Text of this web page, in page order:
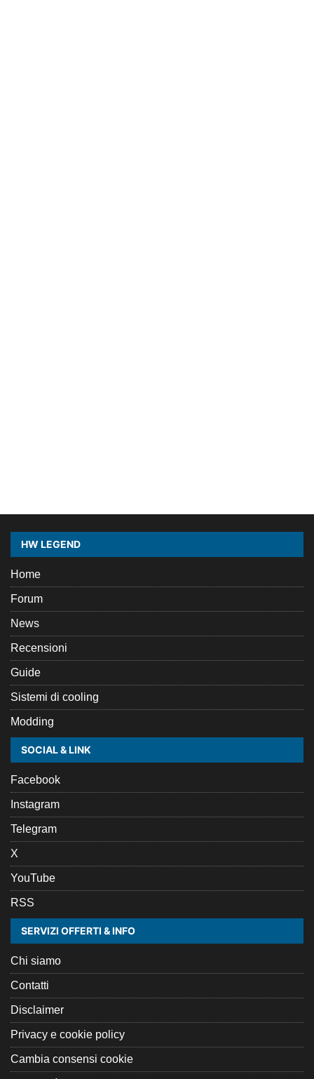
HW LEGEND
Home
Forum
News
Recensioni
Guide
Sistemi di cooling
Modding
SOCIAL & LINK
Facebook
Instagram
Telegram
X
YouTube
RSS
SERVIZI OFFERTI & INFO
Chi siamo
Contatti
Disclaimer
Privacy e cookie policy
Cambia consensi cookie